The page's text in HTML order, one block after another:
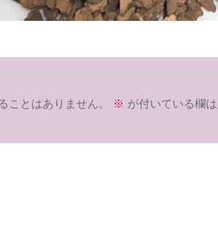
ことはありません。
※ が付いている欄